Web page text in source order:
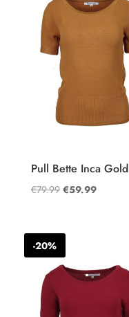
Pull Bette Inca Gold
€79.99 Oorspronkelijke
€59.99Huidige
-20%